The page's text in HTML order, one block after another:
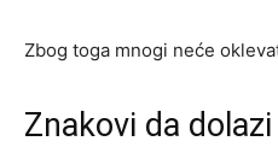
Zbog toga mnogi neće
Znakovi da